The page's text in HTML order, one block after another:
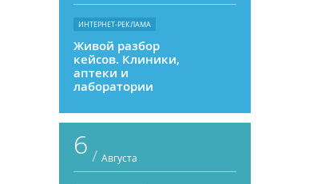
ИНТЕРНЕТ-РЕКЛАМА
Живой разбор
кейсов. Клиники,
аптеки и
лаборатории
6 / Августа